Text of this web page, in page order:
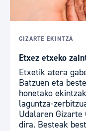
GIZARTE EKINTZA
Etxez etxeko
Etxetik atera
Batzuen eta
honetako
laguntza-
Udalaren Gizarte
dira. Besteak